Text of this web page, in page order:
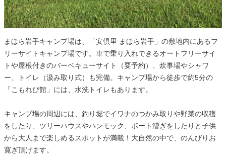
まほら岩手キャンプ場は、「安倶里 まほら岩手」の敷地内にあるフ
リーサイトキャンプ場です。車で乗り入れできるオートフリーサイ
トや屋根付きのバーベキューサイト（要予約）、炊事場やシャワ
ー、トイレ（汲み取り式）も完備。キャンプ場から徒歩で約5分の
「こもれび館」には、水洗トイレもあります。
キャンプ場の周辺には、釣り堀でイワナのつかみ取りや野菜の収穫
をしたり、ツリーハウスやハンモック、ボート漕ぎをしたりと子供
から大人まで楽しめるスポットが満載！大自然の中で、のんびりお
寛ぎ頂けます。